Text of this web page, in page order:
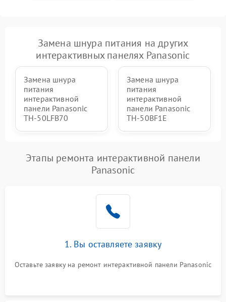
Замена шнура питания на других
интерактивных панелях Panasonic
Замена шнура
питания
интерактивной
панели Panasonic
TH-50LFB70
Замена шнура
питания
интерактивной
панели Panasonic
TH-50BF1E
Этапы ремонта интерактивной панели
Panasonic
1. Вы оставляете заявку
Оставьте заявку на ремонт интерактивной панели Panasonic